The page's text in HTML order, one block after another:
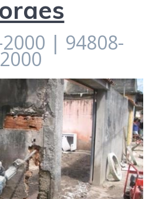
| 94808-
2000